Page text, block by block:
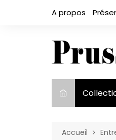
A propos
Accueil